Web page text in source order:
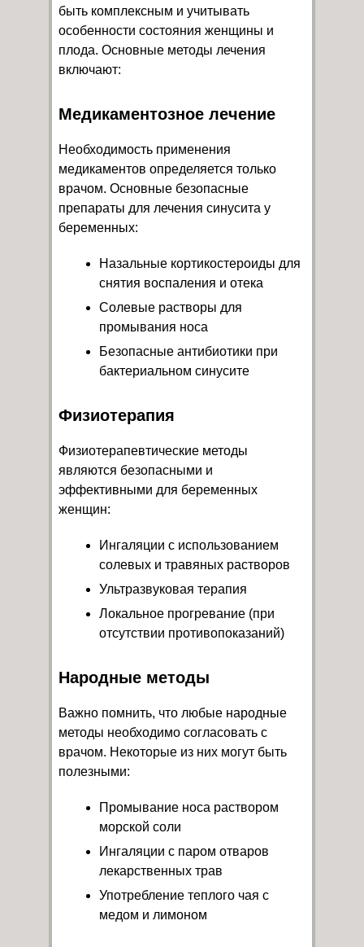
быть комплексным и учитывать
особенности состояния женщины и
плода. Основные методы лечения
включают:
Медикаментозное лечение
Необходимость применения
медикаментов определяется только
врачом. Основные безопасные
препараты для лечения синусита у
беременных:
Назальные кортикостероиды для
снятия воспаления и отека
Солевые растворы для
промывания носа
Безопасные антибиотики при
бактериальном синусите
Физиотерапия
Физиотерапевтические методы
являются безопасными и
эффективными для беременных
женщин:
Ингаляции с использованием
солевых и травяных растворов
Ультразвуковая терапия
Локальное прогревание (при
отсутствии противопоказаний)
Народные методы
Важно помнить, что любые народные
методы необходимо согласовать с
врачом. Некоторые из них могут быть
полезными:
Промывание носа раствором
морской соли
Ингаляции с паром отваров
лекарственных трав
Употребление теплого чая с
медом и лимоном